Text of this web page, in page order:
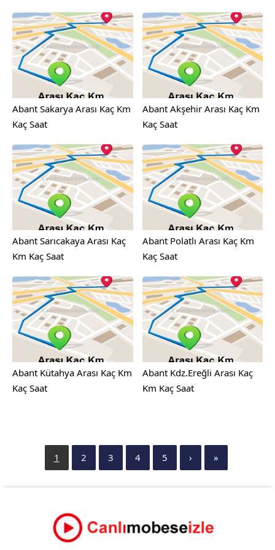
Abant Sakarya Arası Kaç Km
Kaç Saat
Abant Akşehir Arası Kaç Km
Kaç Saat
Abant Sarıcakaya Arası Kaç
Km Kaç Saat
Abant Polatlı Arası Kaç Km
Kaç Saat
Abant Kütahya Arası Kaç Km
Kaç Saat
Abant Kdz.Ereğli Arası Kaç
Km Kaç Saat
1 2 3 4 5 › »